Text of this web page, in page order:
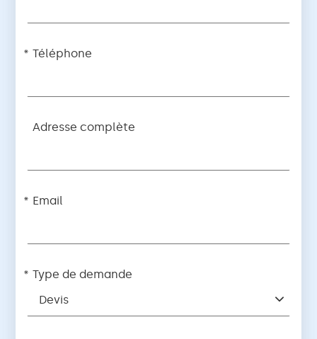
Téléphone
Adresse complète
Email
Type de demande
Devis